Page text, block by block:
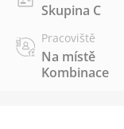
Skupina C
Pracoviště
Na místě
Kombinace